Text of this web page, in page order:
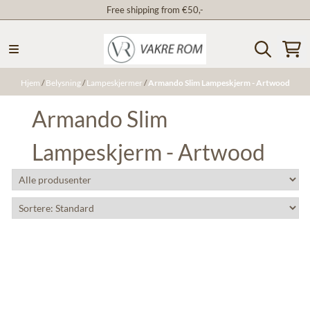
Free shipping from €50,-
Hjem /Belysning/Lampeskjermer /Armando Slim Lampeskjerm - Artwood
Armando Slim
Lampeskjerm - Artwood